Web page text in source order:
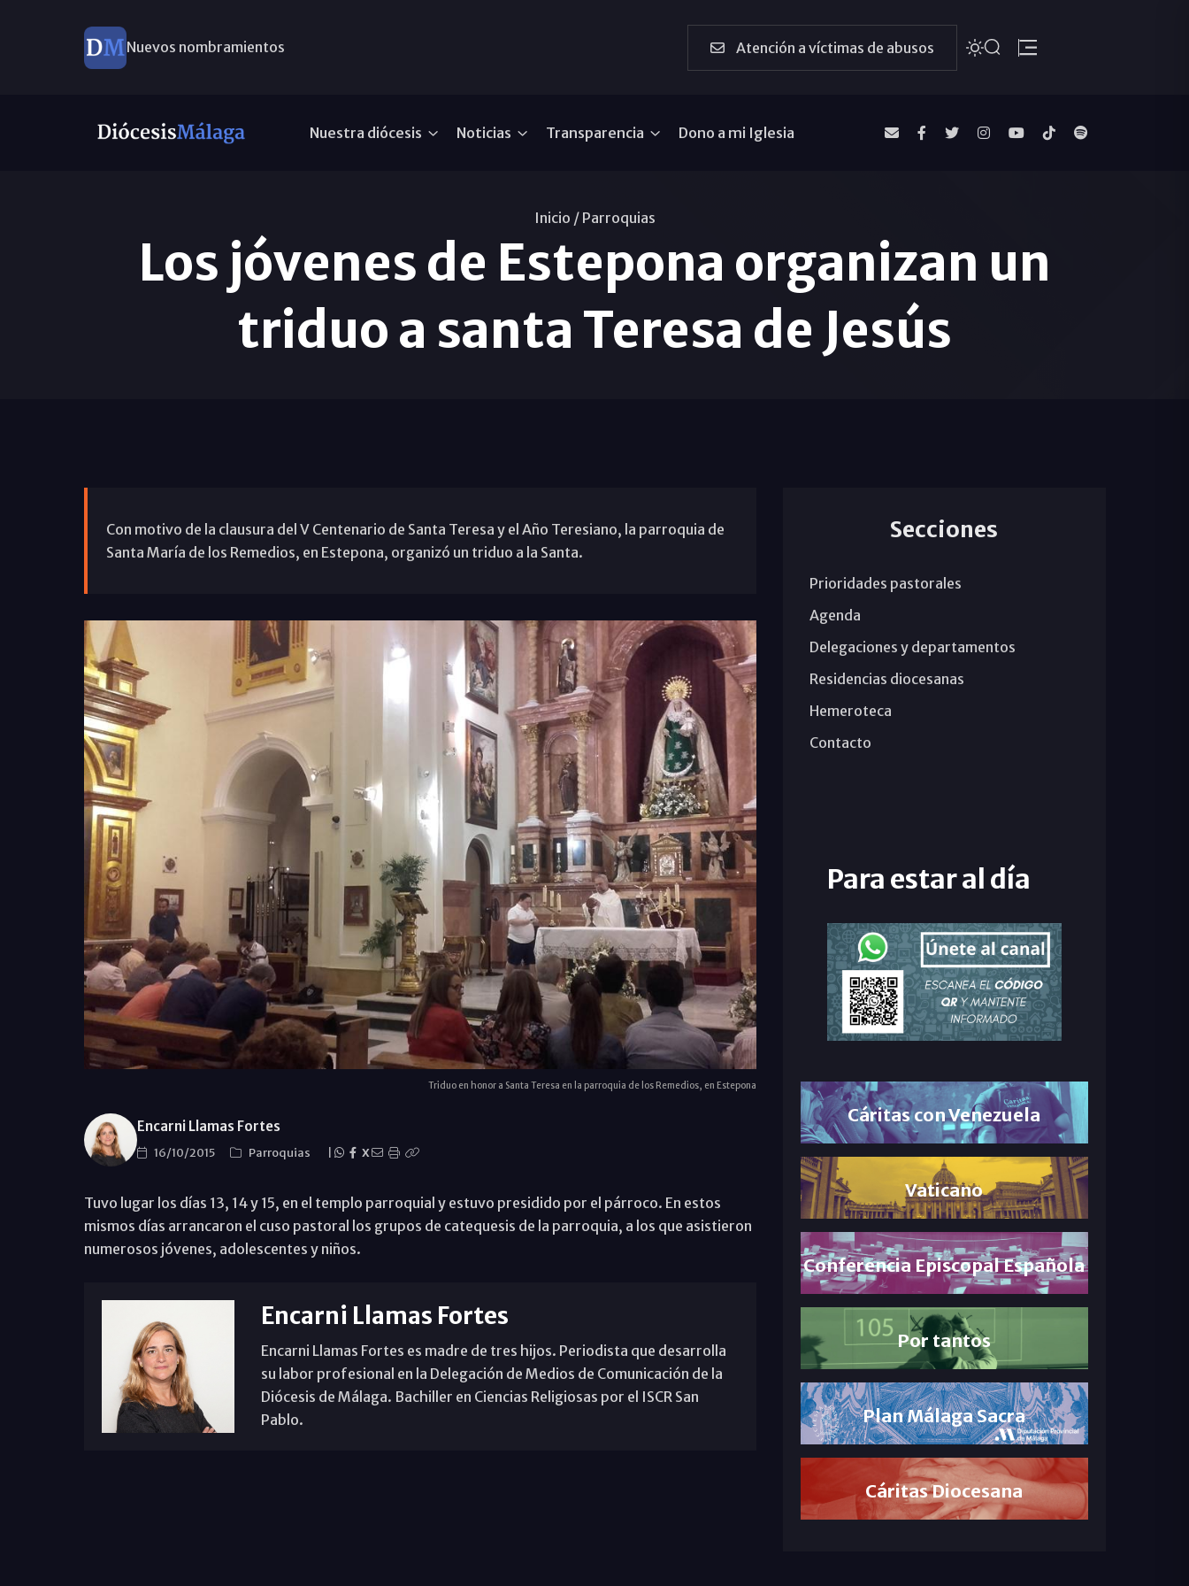
Nuevos nombramientos Atención a víctimas de abusos
Nuestra diócesis Noticias Transparencia Dono a mi Iglesia
Inicio / Parroquias
Los jóvenes de Estepona organizan un
triduo a santa Teresa de Jesús
Con motivo de la clausura del V Centenario de Santa Teresa y el Año Teresiano, la parroquia de
Santa María de los Remedios, en Estepona, organizó un triduo a la Santa.
Triduo en honor a Santa Teresa en la parroquia de los Remedios, en Estepona
Encarni Llamas Fortes
16/10/2015 Parroquias X
Tuvo lugar los días 13, 14 y 15, en el templo parroquial y estuvo presidido por el párroco. En estos
mismos días arrancaron el cuso pastoral los grupos de catequesis de la parroquia, a los que asistieron
numerosos jóvenes, adolescentes y niños.
Encarni Llamas Fortes
Encarni Llamas Fortes es madre de tres hijos. Periodista que desarrolla
su labor profesional en la Delegación de Medios de Comunicación de la
Diócesis de Málaga. Bachiller en Ciencias Religiosas por el ISCR San
Pablo.
Secciones
Prioridades pastorales
Agenda
Delegaciones y departamentos
Residencias diocesanas
Hemeroteca
Contacto
Para estar al día
Cáritas con Venezuela
Vaticano
Conferencia Episcopal Española
Por tantos
Plan Málaga Sacra
Cáritas Diocesana